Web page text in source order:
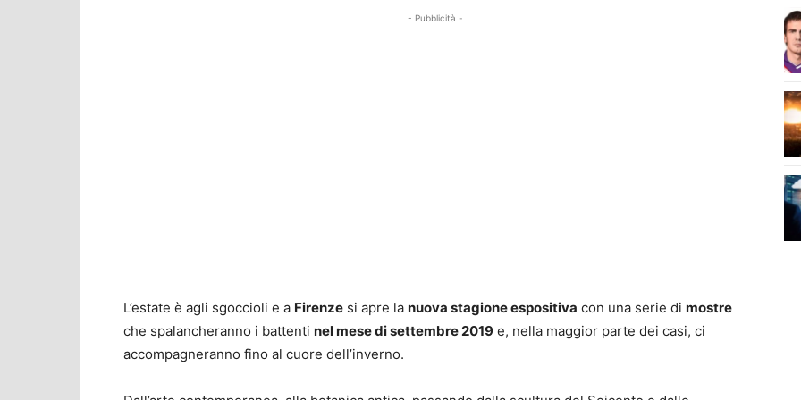
- Pubblicità -
L’estate è agli sgoccioli e a Firenze si apre la nuova stagione espositiva con una serie di mostre
che spalancheranno i battenti nel mese di settembre 2019 e, nella maggior parte dei casi, ci
accompagneranno fino al cuore dell’inverno.